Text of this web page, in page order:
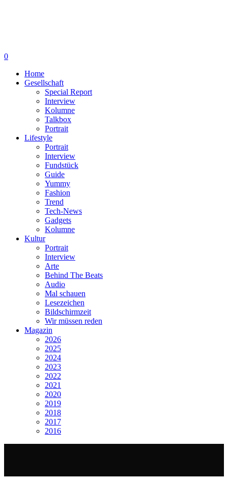
0
Home
Gesellschaft
Special Report
Interview
Kolumne
Talkbox
Portrait
Lifestyle
Portrait
Interview
Fundstück
Guide
Yummy
Fashion
Trend
Tech-News
Gadgets
Kolumne
Kultur
Portrait
Interview
Arte
Behind The Beats
Audio
Mal schauen
Lesezeichen
Bildschirmzeit
Wir müssen reden
Magazin
2026
2025
2024
2023
2022
2021
2020
2019
2018
2017
2016